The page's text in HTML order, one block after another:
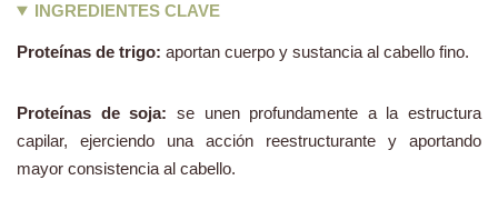
INGREDIENTES CLAVE
Proteínas de trigo: aportan cuerpo y sustancia al cabello fino.
Proteínas de soja: se unen profundamente a la estructura
capilar, ejerciendo una acción reestructurante y aportando
mayor consistencia al cabello.